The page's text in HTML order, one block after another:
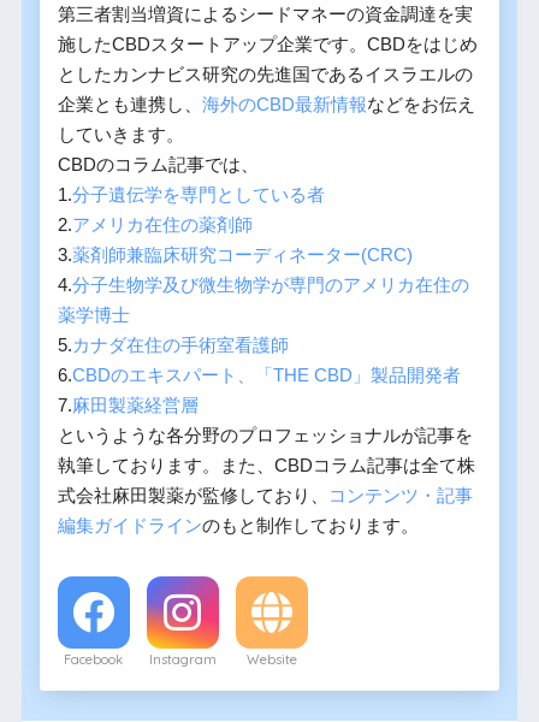
第三者割当増資によるシードマネーの資金調達を実
施したCBDスタートアップ企業です。CBDをはじめ
としたカンナビス研究の先進国であるイスラエルの
企業とも連携し、 海外のCBD最新情報などをお伝え
していきます。
CBDのコラム記事では、
1.分子遺伝学を専門としている者
2.アメリカ在住の薬剤師
3.薬剤師兼臨床研究コーディネーター(CRC)
4.分子生物学及び微生物学が専門のアメリカ在住の
薬学博士
5.カナダ在住の手術室看護師
6.CBDのエキスパート、「THE CBD」製品開発者
7.麻田製薬経営層
というような各分野のプロフェッショナルが記事を
執筆しております。また、CBDコラム記事は全て株
式会社麻田製薬が監修しており、
コンテンツ・記事
編集ガイドラインのもと制作しております。
Facebook Instagram Website